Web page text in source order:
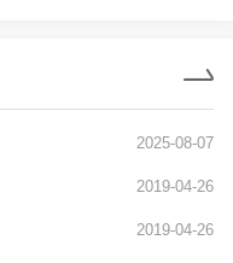
2025-08-07
2019-04-26
2019-04-26